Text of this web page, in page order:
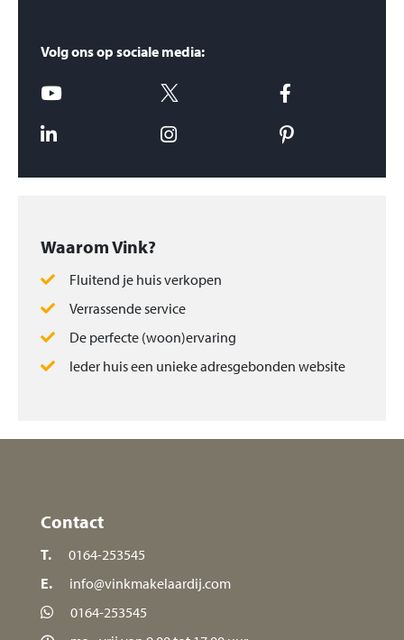
Volg ons op sociale media:
Waarom Vink?
Fluitend je huis verkopen
Verrassende service
De perfecte (woon)ervaring
Ieder huis een unieke adresgebonden website
Contact
T.
0164-253545
E.
info@vinkmakelaardij.com
0164-253545